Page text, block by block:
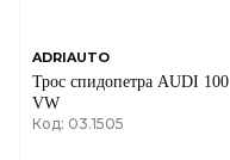
ADRIAUTO
Трос спидопетра AUDI 100
VW
Код: 03.1505